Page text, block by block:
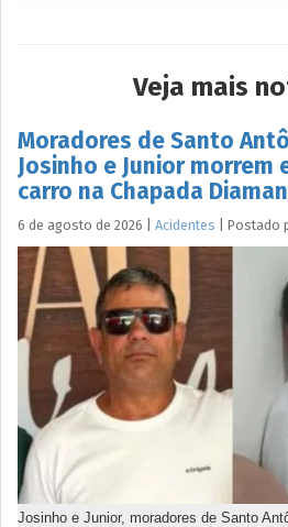
Veja mais
Moradores de Santo
Josinho e Junior morrem
carro na Chapada
6 de agosto de 2026 Acidentes Postado
Josinho e Junior, moradores de Santo